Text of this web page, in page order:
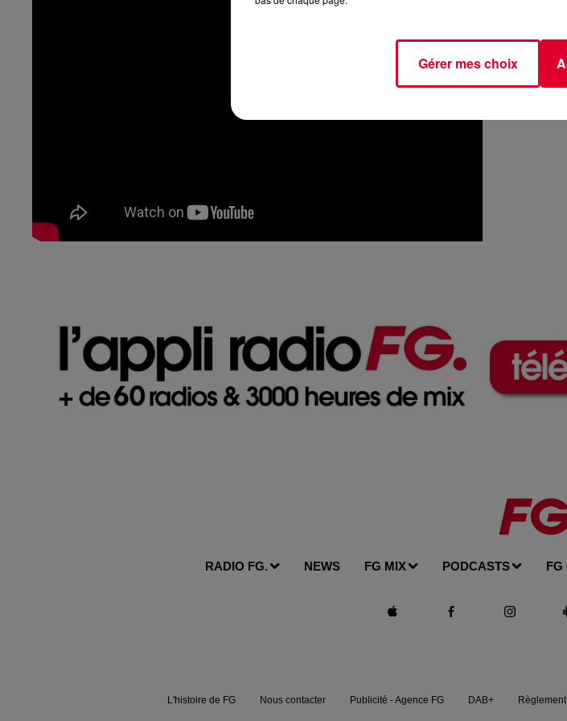
RADIO FG. NEWS FG MIX PODCASTS FG
L'histoire de FG Nous contacter Publicité - Agence FG DAB+
Gérer mes choix